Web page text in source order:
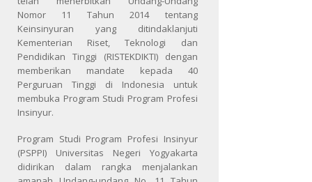
Nomor 11 Tahun 2014 tentang
Keinsinyuran yang ditindaklanjuti
Kementerian Riset, Teknologi dan
Pendidikan Tinggi (RISTEKDIKTI) dengan
memberikan mandate kepada 40
Perguruan Tinggi di Indonesia untuk
membuka Program Studi Program Profesi
Insinyur.
Program Studi Program Profesi Insinyur
(PSPPI) Universitas Negeri Yogyakarta
didirikan dalam rangka menjalankan